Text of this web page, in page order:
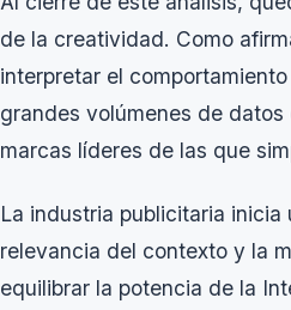
de la creatividad. Como
interpretar el
grandes volúmenes de
marcas líderes de las que
La industria publicitaria
relevancia del contexto y la
equilibrar la potencia de la